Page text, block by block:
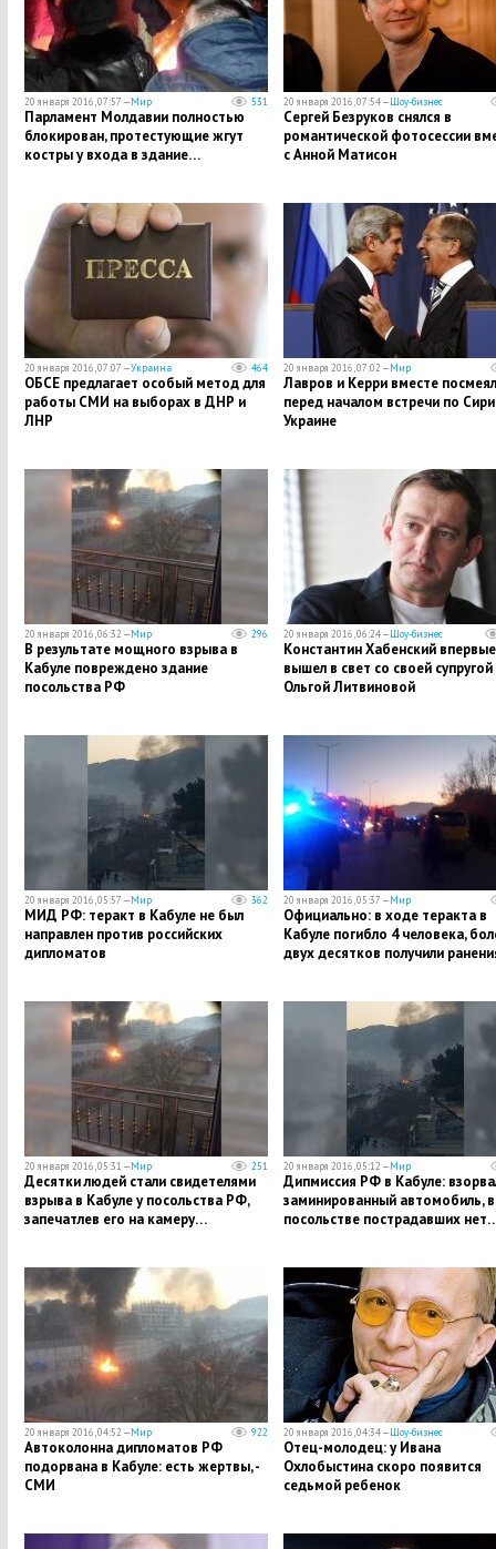
20 января 2016, 07:57 —Мир 531
Парламент Молдавии полностью
блокирован, протестующие жгут
костры у входа в здание…
20 января 2016, 07:54 —Шоу-бизнес
Сергей Безруков снялся в
романтической фотосессии
с Анной Матисон
20 января 2016, 07:07 —Украина 464
ОБСЕ предлагает особый метод для
работы СМИ на выборах в ДНР и
ЛНР
20 января 2016, 07:02 —Мир
Лавров и Керри вместе
перед началом встречи по
Украине
20 января 2016, 06:32 —Мир 296
В результате мощного взрыва в
Кабуле повреждено здание
посольства РФ
20 января 2016, 06:24 —Шоу-бизнес
Константин Хабенский впервые
вышел в свет со своей супругой
Ольгой Литвиновой
20 января 2016, 05:57 —Мир 362
МИД РФ: теракт в Кабуле не был
направлен против российских
дипломатов
20 января 2016, 05:37 —Мир
Официально: в ходе теракта в
Кабуле погибло 4 человека,
двух десятков получили
20 января 2016, 05:31 —Мир 251
Десятки людей стали свидетелями
взрыва в Кабуле у посольства РФ,
запечатлев его на камеру…
20 января 2016, 05:12 —Мир
Дипмиссия РФ в Кабуле:
заминированный автомобиль, в
посольстве пострадавших
20 января 2016, 04:52 —Мир 922
Автоколонна дипломатов РФ
подорвана в Кабуле: есть жертвы, -
СМИ
20 января 2016, 04:34 —Шоу-бизнес
Отец-молодец: у Ивана
Охлобыстина скоро появится
седьмой ребенок